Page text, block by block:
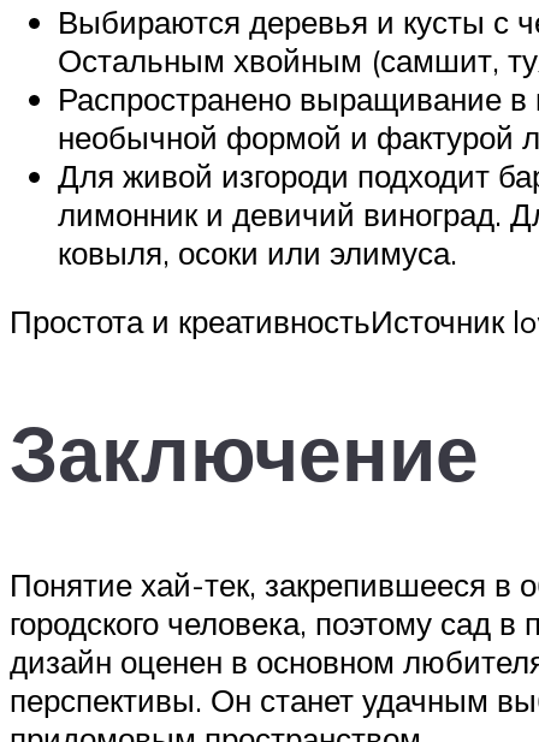
Выбираются деревья и кусты с
Остальным хвойным (самшит,
Распространено выращивание
необычной формой и фактурой
Для живой изгороди подходит
лимонник и девичий виноград.
ковыля, осоки или элимуса.
Простота и креативностьИсточник
Заключение
Понятие хай-тек, закрепившееся в
городского человека, поэтому сад
дизайн оценен в основном
перспективы. Он станет удачным